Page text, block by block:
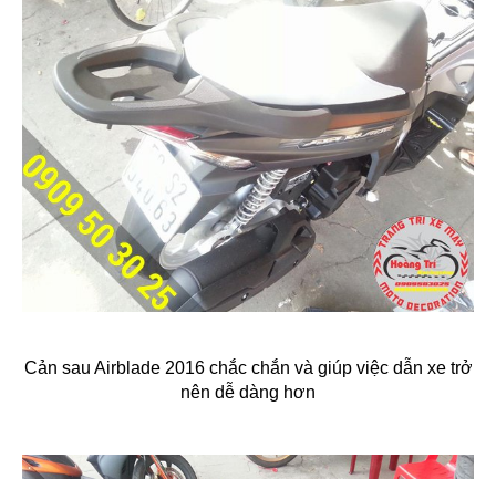
Cản sau Airblade 2016 chắc chắn và giúp việc dẫn xe trở
nên dễ dàng hơn